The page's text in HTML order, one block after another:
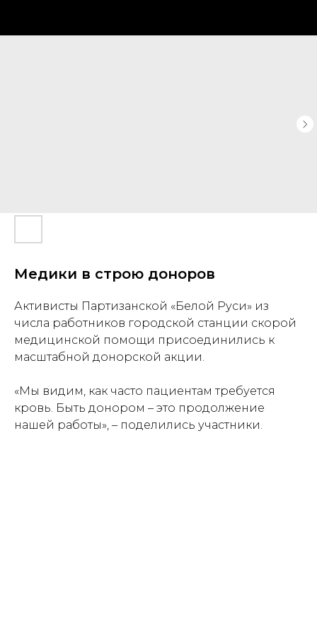
Медики в строю доноров
Активисты Партизанской «Белой Руси» из
числа работников городской станции скорой
медицинской помощи присоединились к
масштабной донорской акции.
«Мы видим, как часто пациентам требуется
кровь. Быть донором – это продолжение
нашей работы», – поделились участники.